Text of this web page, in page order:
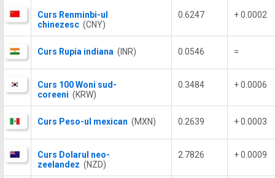
Curs Renminbi-ul
chinezesc (CNY)
0.6247 + 0.0002
Curs Rupia indiana (INR) 0.0546 =
Curs 100 Woni sud-
coreeni (KRW)
0.3484 + 0.0006
Curs Peso-ul mexican (MXN) 0.2639 + 0.0003
Curs Dolarul neo-
zeelandez (NZD)
2.7826 + 0.0009